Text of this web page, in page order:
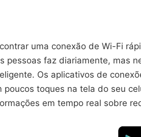
uma conexão de Wi-Fi
pessoas faz diariamente, mas
Os aplicativos de
poucos toques na tela do seu
em tempo real sobre